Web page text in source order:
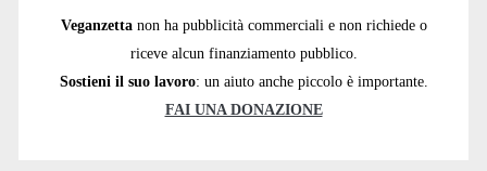
Veganzetta non ha pubblicità commerciali e non richiede o
riceve alcun finanziamento pubblico.
Sostieni il suo lavoro: un aiuto anche piccolo è importante.
FAI UNA DONAZIONE